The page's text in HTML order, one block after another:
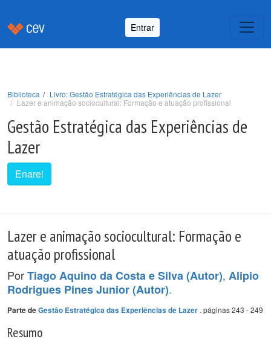
Entrar
Biblioteca
Livro: Gestão Estratégica das Experiências de Lazer
Lazer e animação sociocultural: Formação e atuação profissional
Gestão Estratégica das Experiências de
Lazer
Enarel
Lazer e animação sociocultural: Formação e
atuação profissional
PorTiago Aquino da Costa e Silva (Autor), Alipio
Rodrigues Pines Junior (Autor).
Parte deGestão Estratégica das Experiências de Lazer . páginas 243 - 249
Resumo